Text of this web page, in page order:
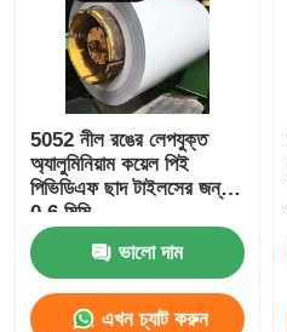
অ্যালুমিনিয়াম মধুচক্র প্যানেল
অ্যালুমিনিয়াম মধুচক্র
মিরর অ্যালুমিনিয়াম
5052 নীল রঙের লেপযুক্ত
অ্যালুমিনিয়াম কয়েল পিই
পিভিডিএফ ছাদ টাইলসের জন্য
0.6 মিমি
ভালো দাম
এখন চ্যাট করুন